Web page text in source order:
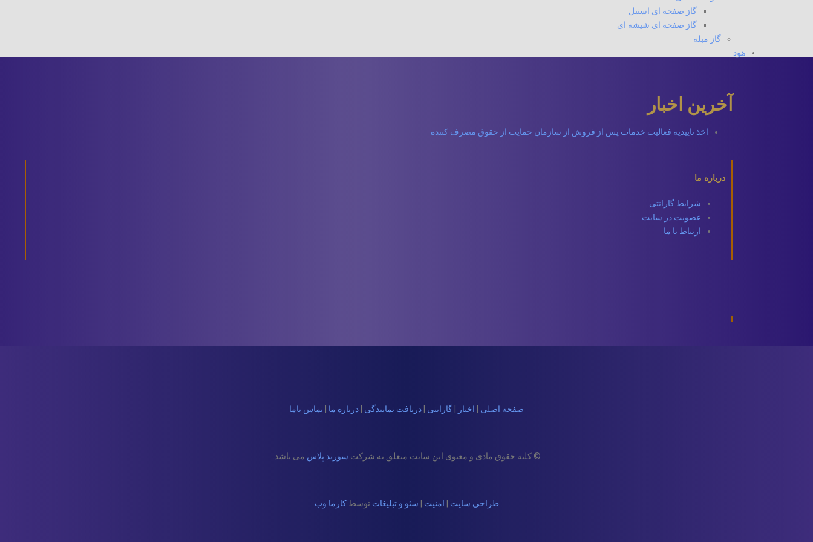
گاز صفحه ای استیل
گاز صفحه ای شیشه ای
گاز مبله
هود
آخرین اخبار
اخذ تاییدیه فعالیت خدمات پس از فروش از سازمان حمایت از حقوق مصرف کننده
درباره ما
شرایط گارانتی
عضویت در سایت
ارتباط با ما
صفحه اصلی اخبار گارانتی دریافت نمایندگی درباره ما تماس باما
© کلیه حقوق مادی و معنوی این سایت متعلق به شرکت سورند پلاس می باشد.
طراحی سایت امنیت سئو و تبلیغات توسطکارما وب